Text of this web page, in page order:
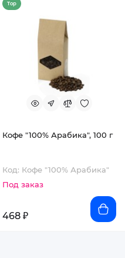
Top
Кофе "100% Арабика", 100 г
Код: Кофе "100% Арабика"
Под заказ
468 ₽